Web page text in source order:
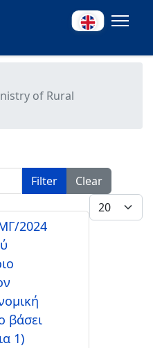
of Rural
Filter
Clear
Display #
2024
βάσει
1)